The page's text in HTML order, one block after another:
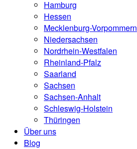
Hamburg
Hessen
Mecklenburg-Vorpommern
Niedersachsen
Nordrhein-Westfalen
Rheinland-Pfalz
Saarland
Sachsen
Sachsen-Anhalt
Schleswig-Holstein
Thüringen
Über uns
Blog